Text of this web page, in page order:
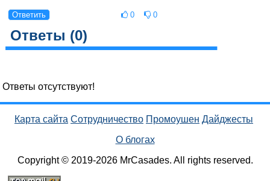
Ответить 0 0
Ответы (0)
Ответы отсутствуют!
Карта сайта Сотрудничество Промоушен Дайджесты
О блогах
Copyright © 2019-2026 MrCasades. All rights reserved.